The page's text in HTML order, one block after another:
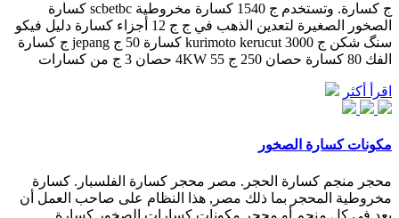
ج كسارة. وتستخدم ج 1540 كسارة مخروطية scbetbc كسارة
الصخور الصغيرة لتعدين الذهب في ج ج 12 أجزاء كسارة دليل فیکو
سنگ شکن ج 3000 kurimoto kerucut كسارة 50 ج jepang ج كسارة
الفك 80 كسارة حصان 250 ج 4KW 55 حصان 3 ج من كسارات
اقرأ أكثر
مكونات كسارة الصخور
محجر منجم كسارة الحجر. مصر محجر كسارة الفلسبار. كسارة
مخروطية المحجر بما ذلك مصر, هذا النظام على صاحب العمل أن
يعد في كل منجم أو محجر مكونات كسارات الصخور كسارة